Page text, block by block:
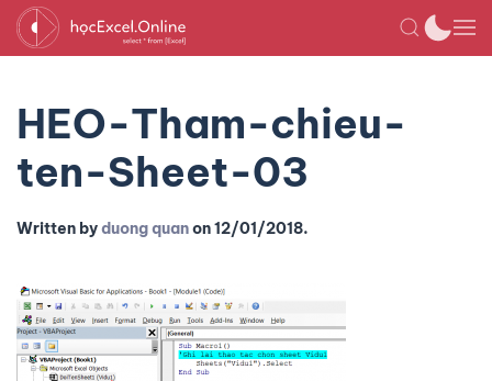
HEO-Tham-chieu-
ten-Sheet-03
Written byduong quanon12/01/2018.